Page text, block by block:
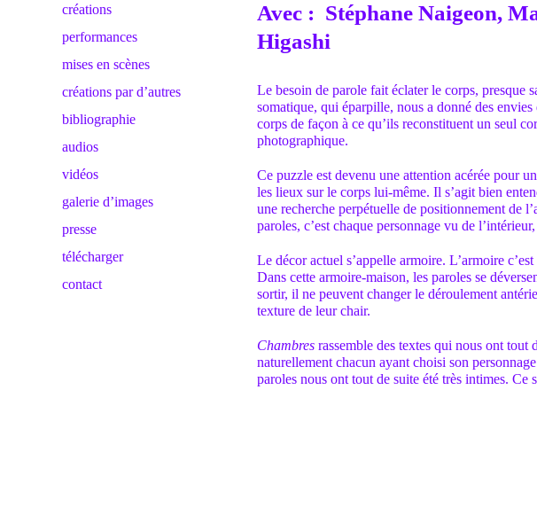
créations
performances
mises en scènes
créations par d’autres
bibliographie
audios
vidéos
galerie d’images
presse
télécharger
contact
Avec : Stéphane Naigeon,
Higashi
Le besoin de parole fait éclater le corps, presque
somatique, qui éparpille, nous a donné des
corps de façon à ce qu’ils reconstituent un seul
photographique.
Ce puzzle est devenu une attention acérée pour
les lieux sur le corps lui-même. Il s’agit bien
une recherche perpétuelle de positionnement de
paroles, c’est chaque personnage vu de
Le décor actuel s’appelle armoire. L’armoire
Dans cette armoire-maison, les paroles se
sortir, il ne peuvent changer le déroulement
texture de leur chair.
Chambres rassemble des textes qui nous ont tout
naturellement chacun ayant choisi son
paroles nous ont tout de suite été très intimes. Ce